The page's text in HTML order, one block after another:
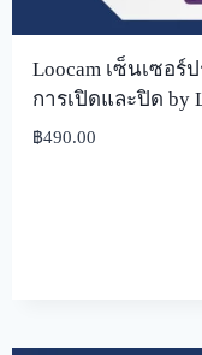
Loocam เซ็นเซอร์
การเปิดและปิด by
฿490.00